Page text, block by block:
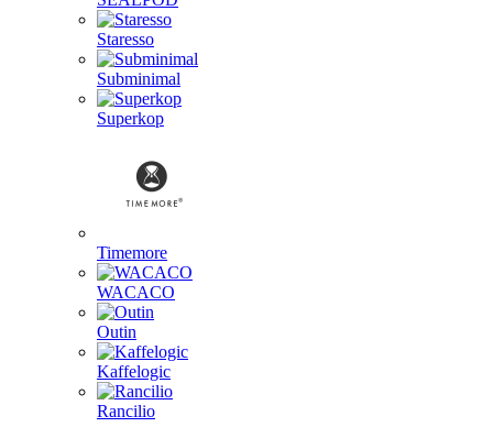
Staresso
Subminimal
Superkop
Timemore
WACACO
Outin
Kaffelogic
Rancilio